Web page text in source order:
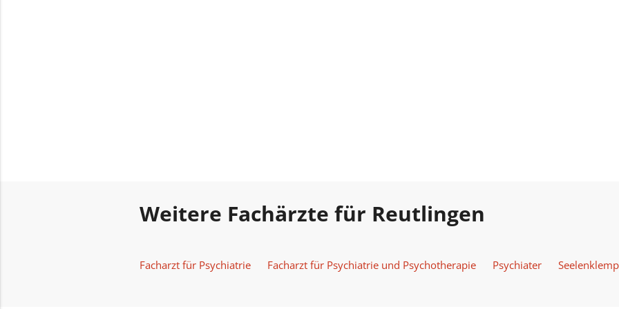
Weitere Fachärzte für Reutlingen
Facharzt für Psychiatrie Facharzt für Psychiatrie und Psychotherapie Psychiater